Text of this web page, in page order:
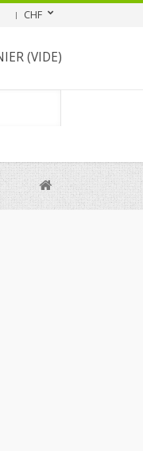
CHF
(VIDE)